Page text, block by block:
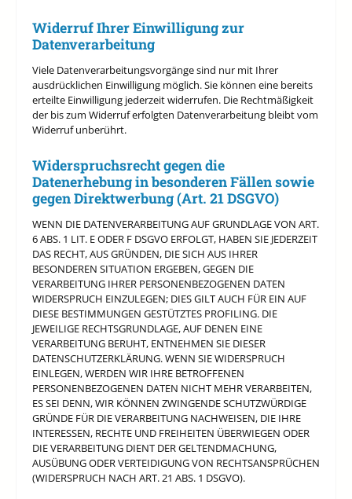
Widerruf Ihrer Einwilligung zur
Datenverarbeitung
Viele Datenverarbeitungsvorgänge sind nur mit Ihrer
ausdrücklichen Einwilligung möglich. Sie können eine bereits
erteilte Einwilligung jederzeit widerrufen. Die Rechtmäßigkeit
der bis zum Widerruf erfolgten Datenverarbeitung bleibt vom
Widerruf unberührt.
Widerspruchsrecht gegen die
Datenerhebung in besonderen Fällen sowie
gegen Direktwerbung (Art. 21 DSGVO)
WENN DIE DATENVERARBEITUNG AUF GRUNDLAGE VON ART.
6 ABS. 1 LIT. E ODER F DSGVO ERFOLGT, HABEN SIE JEDERZEIT
DAS RECHT, AUS GRÜNDEN, DIE SICH AUS IHRER
BESONDEREN SITUATION ERGEBEN, GEGEN DIE
VERARBEITUNG IHRER PERSONENBEZOGENEN DATEN
WIDERSPRUCH EINZULEGEN; DIES GILT AUCH FÜR EIN AUF
DIESE BESTIMMUNGEN GESTÜTZTES PROFILING. DIE
JEWEILIGE RECHTSGRUNDLAGE, AUF DENEN EINE
VERARBEITUNG BERUHT, ENTNEHMEN SIE DIESER
DATENSCHUTZERKLÄRUNG. WENN SIE WIDERSPRUCH
EINLEGEN, WERDEN WIR IHRE BETROFFENEN
PERSONENBEZOGENEN DATEN NICHT MEHR VERARBEITEN,
ES SEI DENN, WIR KÖNNEN ZWINGENDE SCHUTZWÜRDIGE
GRÜNDE FÜR DIE VERARBEITUNG NACHWEISEN, DIE IHRE
INTERESSEN, RECHTE UND FREIHEITEN ÜBERWIEGEN ODER
DIE VERARBEITUNG DIENT DER GELTENDMACHUNG,
AUSÜBUNG ODER VERTEIDIGUNG VON RECHTSANSPRÜCHEN
(WIDERSPRUCH NACH ART. 21 ABS. 1 DSGVO).